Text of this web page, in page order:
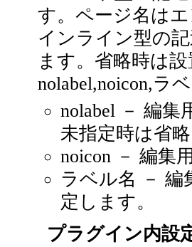
す。ページ名は
インライン型の
ます。省略時は
nolabel,noicon,ラ
nolabel － 編集
未指定時は省
noicon － 編集
ラベル名 － 編
定します。
プラグイン内設